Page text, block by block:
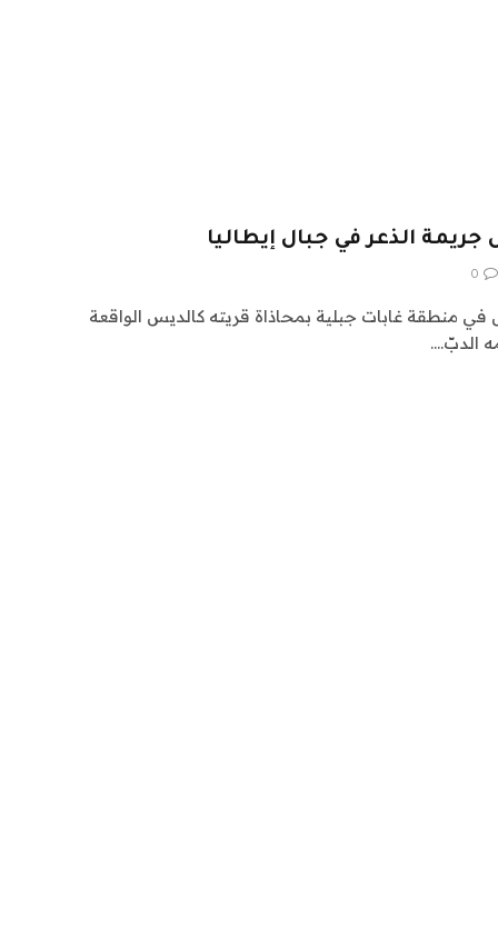
الذعر في جبال إيطاليا
0
(26 عاماً) يركض في منطقة غابات جبلية بمحاذاة قريته كالديس الواقعة
الدبّ.…